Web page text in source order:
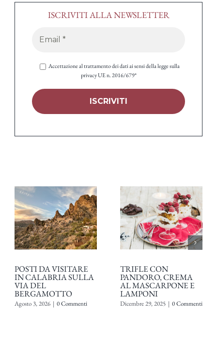
ISCRIVITI ALLA NEWSLETTER
Accettazione al trattamento dei dati ai sensi della legge sulla
privacy UE n. 2016/679*
POSTI DA VISITARE
IN CALABRIA SULLA
VIA DEL
BERGAMOTTO
Agosto 3, 2026 | 0 Commenti
TRIFLE CON
PANDORO, CREMA
AL MASCARPONE E
LAMPONI
Dicembre 29, 2025 | 0 Commenti